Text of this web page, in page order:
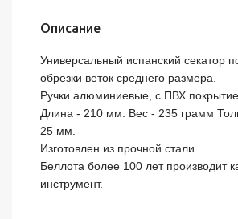
Описание
Универсальный испанский секатор
обрезки веток среднего размера.
Ручки алюминиевые, с ПВХ
Длина - 210 мм. Вес - 235 грамм
25 мм.
Изготовлен из прочной стали.
Беллота более 100 лет производит
инструмент.